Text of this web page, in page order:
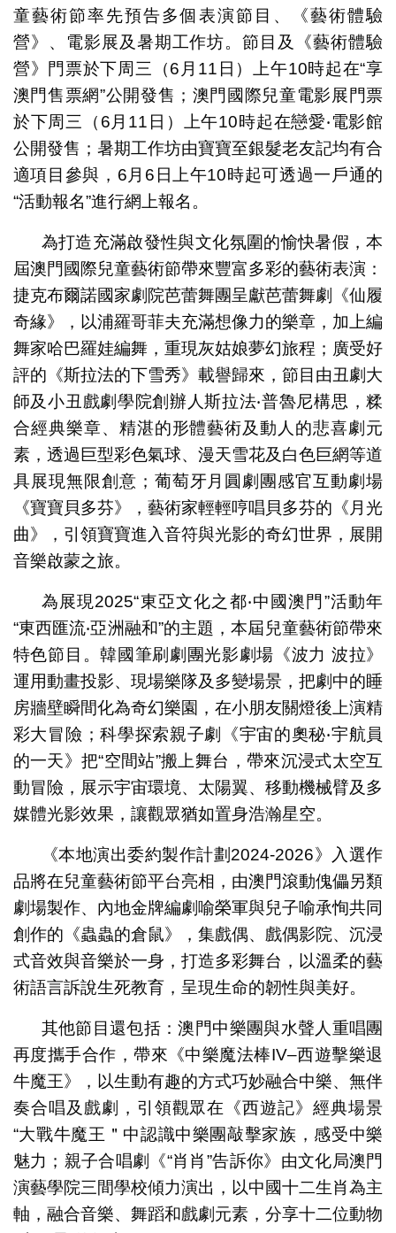
童藝術節率先預告多個表演節目、《藝術體驗
營》、電影展及暑期工作坊。節目及《藝術體驗
營》門票於下周三（6月11日）上午10時起在“享
澳門售票網”公開發售；澳門國際兒童電影展門票
於下周三（6月11日）上午10時起在戀愛‧電影館
公開發售；暑期工作坊由寶寶至銀髮老友記均有合
適項目參與，6月6日上午10時起可透過一戶通的
“活動報名”進行網上報名。
為打造充滿啟發性與文化氛圍的愉快暑假，本
屆澳門國際兒童藝術節帶來豐富多彩的藝術表演：
捷克布爾諾國家劇院芭蕾舞團呈獻芭蕾舞劇《仙履
奇緣》，以浦羅哥菲夫充滿想像力的樂章，加上編
舞家哈巴羅娃編舞，重現灰姑娘夢幻旅程；廣受好
評的《斯拉法的下雪秀》載譽歸來，節目由丑劇大
師及小丑戲劇學院創辦人斯拉法‧普魯尼構思，糅
合經典樂章、精湛的形體藝術及動人的悲喜劇元
素，透過巨型彩色氣球、漫天雪花及白色巨網等道
具展現無限創意；葡萄牙月圓劇團感官互動劇場
《寶寶貝多芬》，藝術家輕輕哼唱貝多芬的《月光
曲》，引領寶寶進入音符與光影的奇幻世界，展開
音樂啟蒙之旅。
為展現2025“東亞文化之都‧中國澳門”活動年
“東西匯流‧亞洲融和”的主題，本屆兒童藝術節帶來
特色節目。韓國筆刷劇團光影劇場《波力 波拉》
運用動畫投影、現場樂隊及多變場景，把劇中的睡
房牆壁瞬間化為奇幻樂園，在小朋友關燈後上演精
彩大冒險；科學探索親子劇《宇宙的奧秘‧宇航員
的一天》把“空間站”搬上舞台，帶來沉浸式太空互
動冒險，展示宇宙環境、太陽翼、移動機械臂及多
媒體光影效果，讓觀眾猶如置身浩瀚星空。
《本地演出委約製作計劃2024-2026》入選作
品將在兒童藝術節平台亮相，由澳門滾動傀儡另類
劇場製作、內地金牌編劇喻榮軍與兒子喻承恂共同
創作的《蟲蟲的倉鼠》，集戲偶、戲偶影院、沉浸
式音效與音樂於一身，打造多彩舞台，以溫柔的藝
術語言訴說生死教育，呈現生命的韌性與美好。
其他節目還包括：澳門中樂團與水聲人重唱團
再度攜手合作，帶來《中樂魔法棒IV–西遊擊樂退
牛魔王》，以生動有趣的方式巧妙融合中樂、無伴
奏合唱及戲劇，引領觀眾在《西遊記》經典場景
“大戰牛魔王＂中認識中樂團敲擊家族，感受中樂
魅力；親子合唱劇《“肖肖”告訴你》由文化局澳門
演藝學院三間學校傾力演出，以中國十二生肖為主
軸，融合音樂、舞蹈和戲劇元素，分享十二位動物